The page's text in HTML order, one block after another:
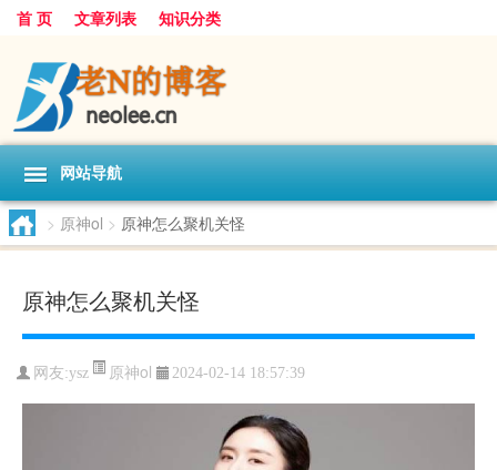
首 页 文章列表 知识分类
网站导航
> 原神ol > 原神怎么聚机关怪
原神怎么聚机关怪
网友:ysz 原神ol 2024-02-14 18:57:39